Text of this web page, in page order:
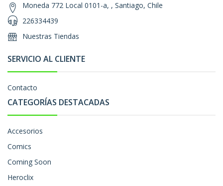
Moneda 772 Local 0101-a, , Santiago, Chile
226334439
Nuestras Tiendas
SERVICIO AL CLIENTE
Contacto
CATEGORÍAS DESTACADAS
Accesorios
Comics
Coming Soon
Heroclix